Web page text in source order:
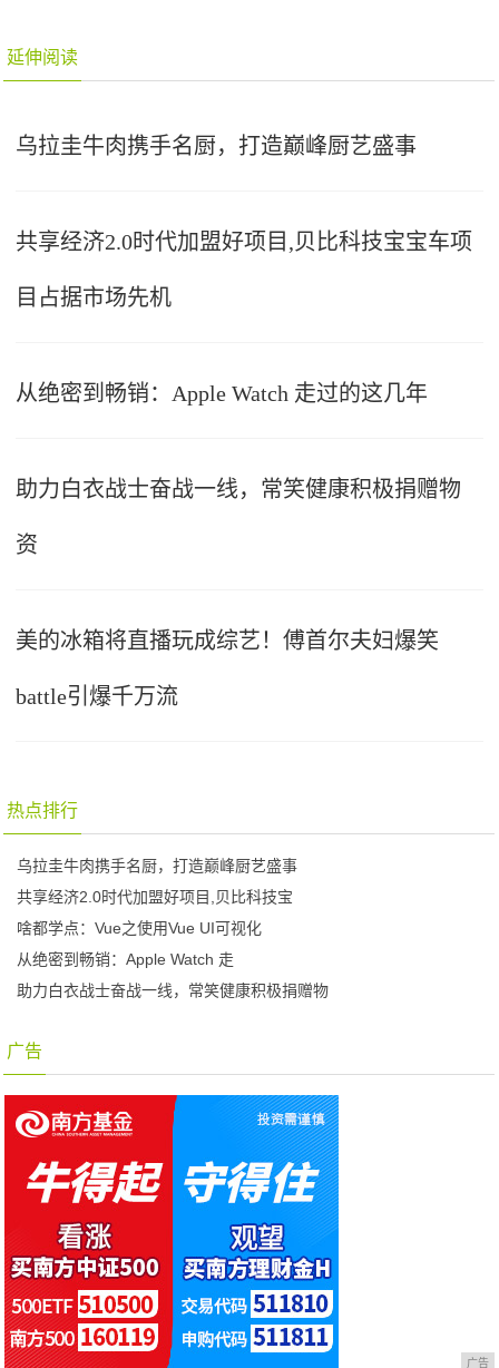
延伸阅读
乌拉圭牛肉携手名厨，打造巅峰厨艺盛事
共享经济2.0时代加盟好项目,贝比科技宝宝车项
目占据市场先机
从绝密到畅销：Apple Watch 走过的这几年
助力白衣战士奋战一线，常笑健康积极捐赠物
资
美的冰箱将直播玩成综艺！傅首尔夫妇爆笑
battle引爆千万流
热点排行
乌拉圭牛肉携手名厨，打造巅峰厨艺盛事
共享经济2.0时代加盟好项目,贝比科技宝
啥都学点：Vue之使用Vue UI可视化
从绝密到畅销：Apple Watch 走
助力白衣战士奋战一线，常笑健康积极捐赠物
广告
广告